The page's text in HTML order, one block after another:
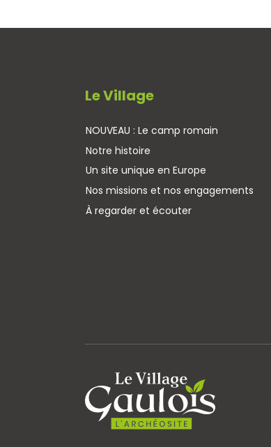
Le Village
NOUVEAU : Le camp romain
Notre histoire
Un site unique en Europe
Nos missions et nos engagements
À regarder et écouter